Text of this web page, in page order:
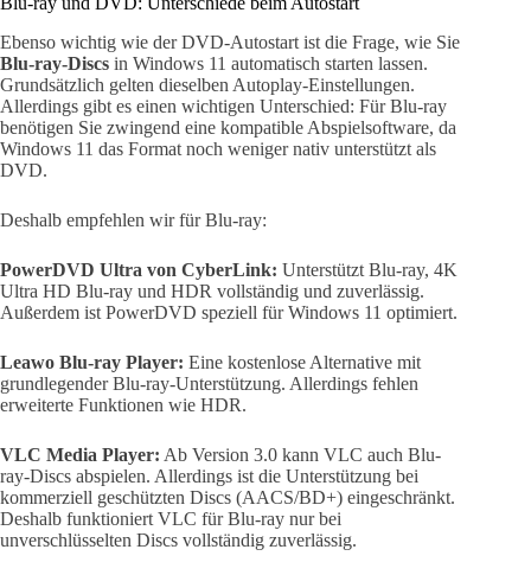
Ebenso wichtig wie der DVD-Autostart ist die Frage, wie Sie
Blu-ray-Discs in Windows 11 automatisch starten lassen.
Grundsätzlich gelten dieselben Autoplay-Einstellungen.
Allerdings gibt es einen wichtigen Unterschied: Für Blu-ray
benötigen Sie zwingend eine kompatible Abspielsoftware, da
Windows 11 das Format noch weniger nativ unterstützt als
DVD.
Deshalb empfehlen wir für Blu-ray:
PowerDVD Ultra von CyberLink: Unterstützt Blu-ray, 4K
Ultra HD Blu-ray und HDR vollständig und zuverlässig.
Außerdem ist PowerDVD speziell für Windows 11 optimiert.
Leawo Blu-ray Player: Eine kostenlose Alternative mit
grundlegender Blu-ray-Unterstützung. Allerdings fehlen
erweiterte Funktionen wie HDR.
VLC Media Player: Ab Version 3.0 kann VLC auch Blu-
ray-Discs abspielen. Allerdings ist die Unterstützung bei
kommerziell geschützten Discs (AACS/BD+) eingeschränkt.
Deshalb funktioniert VLC für Blu-ray nur bei
unverschlüsselten Discs vollständig zuverlässig.